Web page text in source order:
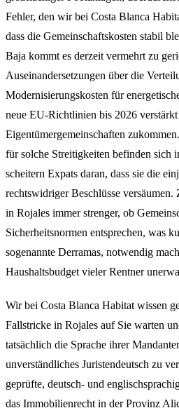
Fehler, den wir bei Costa Blanca
dass die Gemeinschaftskosten stabil
Baja kommt es derzeit vermehrt zu
Auseinandersetzungen über die
Modernisierungskosten für
neue EU-Richtlinien bis 2026
Eigentümergemeinschaften
für solche Streitigkeiten befinden sich
scheitern Expats daran, dass sie die
rechtswidriger Beschlüsse
in Rojales immer strenger, ob
Sicherheitsnormen entsprechen, was
sogenannte Derramas, notwendig
Haushaltsbudget vieler Rentner
Wir bei Costa Blanca Habitat wissen
Fallstricke in Rojales auf Sie warten
tatsächlich die Sprache ihrer
unverständliches Juristendeutsch zu
geprüfte, deutsch- und
das Immobilienrecht in der Provinz